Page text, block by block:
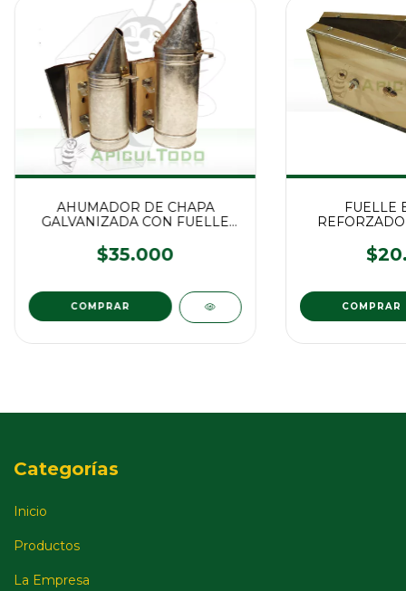
AHUMADOR DE CHAPA
GALVANIZADA CON FUELLE
$35.000
COMPRAR
FUELLE
Categorías
Inicio
Productos
La Empresa